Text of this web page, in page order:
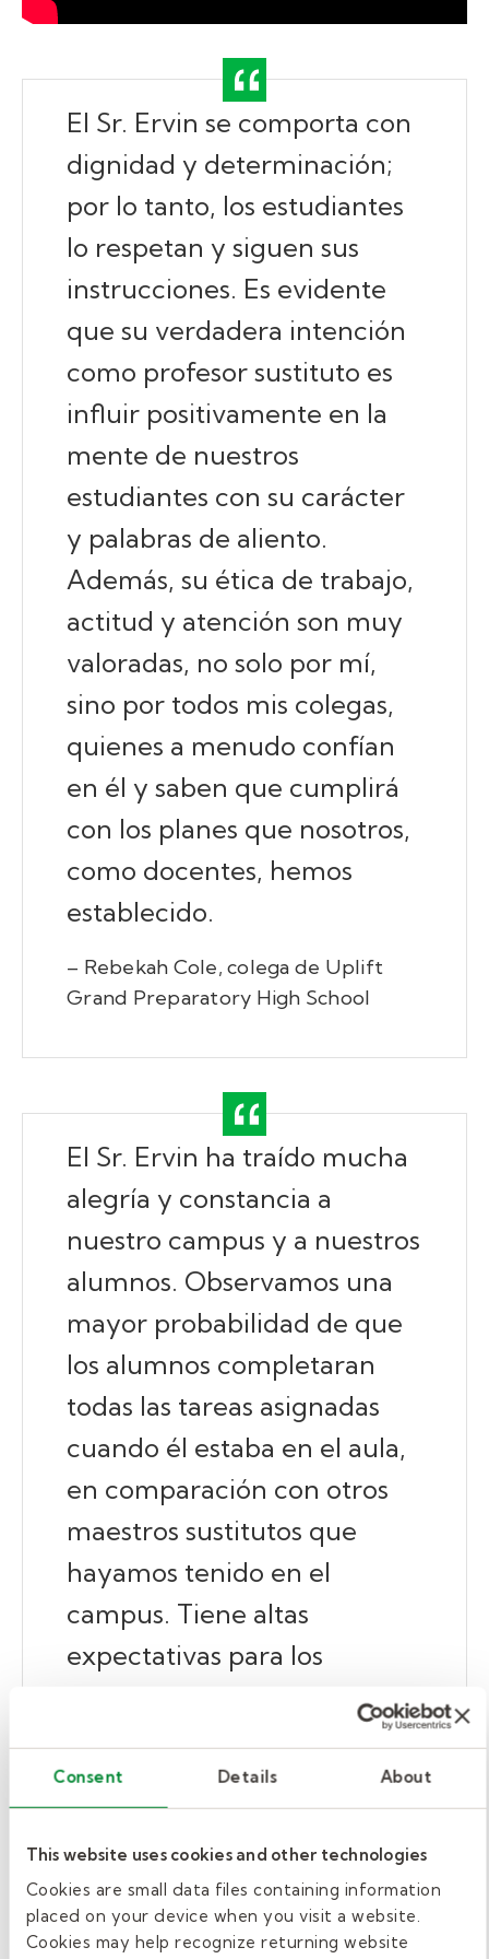
Consent Details About
This website uses cookies and other technologies
Cookies are small data files containing information
placed on your device when you visit a website.
Cookies may help recognize returning website
El Sr. Ervin se comporta con
dignidad y determinación;
por lo tanto, los estudiantes
lo respetan y siguen sus
instrucciones. Es evidente
que su verdadera intención
como profesor sustituto es
influir positivamente en la
mente de nuestros
estudiantes con su carácter
y palabras de aliento.
Además, su ética de trabajo,
actitud y atención son muy
valoradas, no solo por mí,
sino por todos mis colegas,
quienes a menudo confían
en él y saben que cumplirá
con los planes que nosotros,
como docentes, hemos
establecido.
– Rebekah Cole, colega de Uplift
Grand Preparatory High School
El Sr. Ervin ha traído mucha
alegría y constancia a
nuestro campus y a nuestros
alumnos. Observamos una
mayor probabilidad de que
los alumnos completaran
todas las tareas asignadas
cuando él estaba en el aula,
en comparación con otros
maestros sustitutos que
hayamos tenido en el
campus. Tiene altas
expectativas para los
alumnos en el aula y sigue
sustituto más eficaz en la
clase tal como están escritos.
– Lea Stegal, decana de preparación
universitaria en Uplift Grand